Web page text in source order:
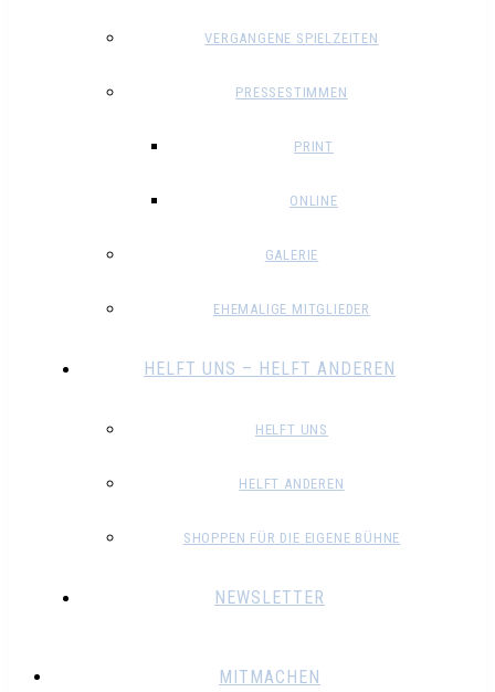
VERGANGENE SPIELZEITEN
PRESSESTIMMEN
PRINT
ONLINE
GALERIE
EHEMALIGE MITGLIEDER
HELFT UNS – HELFT ANDEREN
HELFT UNS
HELFT ANDEREN
SHOPPEN FÜR DIE EIGENE BÜHNE
NEWSLETTER
MITMACHEN